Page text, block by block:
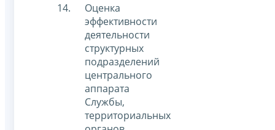
Оценка
эффективности
деятельности
структурных
подразделений
центрального
аппарата
Службы,
территориальных